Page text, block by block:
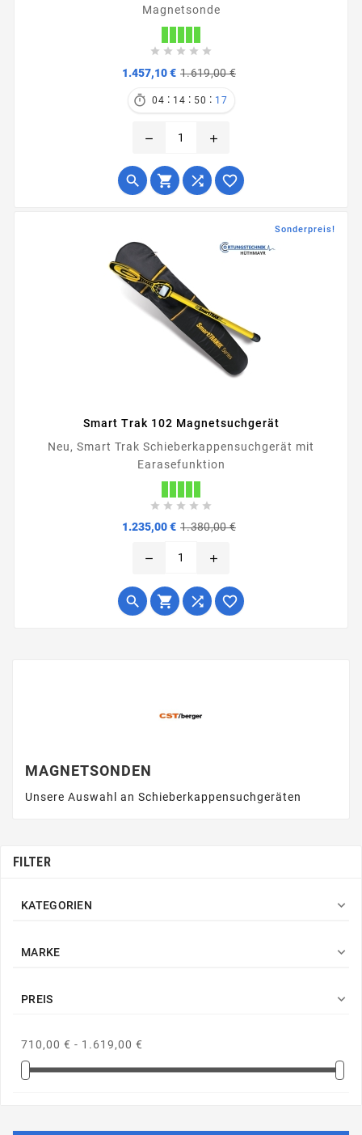
Magnetsonde
    
1.457,10 € 1.619,00 €
 04 : 14 : 50 : 17
remove add
   
Sonderpreis!
Smart Trak 102 Magnetsuchgerät
Neu, Smart Trak Schieberkappensuchgerät mit
Earasefunktion
    
1.235,00 € 1.380,00 €
remove add
   
MAGNETSONDEN
Unsere Auswahl an Schieberkappensuchgeräten
FILTER
KATEGORIEN 
MARKE 
PREIS 
710,00 € - 1.619,00 €